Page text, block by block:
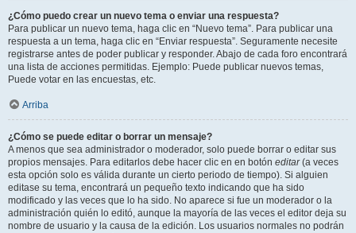
¿Cómo puedo crear un nuevo tema o enviar una respuesta?
Para publicar un nuevo tema, haga clic en “Nuevo tema”. Para publicar una
respuesta a un tema, haga clic en “Enviar respuesta”. Seguramente necesite
registrarse antes de poder publicar y responder. Abajo de cada foro encontrará
una lista de acciones permitidas. Ejemplo: Puede publicar nuevos temas,
Puede votar en las encuestas, etc.
Arriba
¿Cómo se puede editar o borrar un mensaje?
A menos que sea administrador o moderador, solo puede borrar o editar sus
propios mensajes. Para editarlos debe hacer clic en en botón editar(a veces
esta opción solo es válida durante un cierto periodo de tiempo). Si alguien
editase su tema, encontrará un pequeño texto indicando que ha sido
modificado y las veces que lo ha sido. No aparece si fue un moderador o la
administración quién lo editó, aunque la mayoría de las veces el editor deja su
nombre de usuario y la causa de la edición. Los usuarios normales no podrán